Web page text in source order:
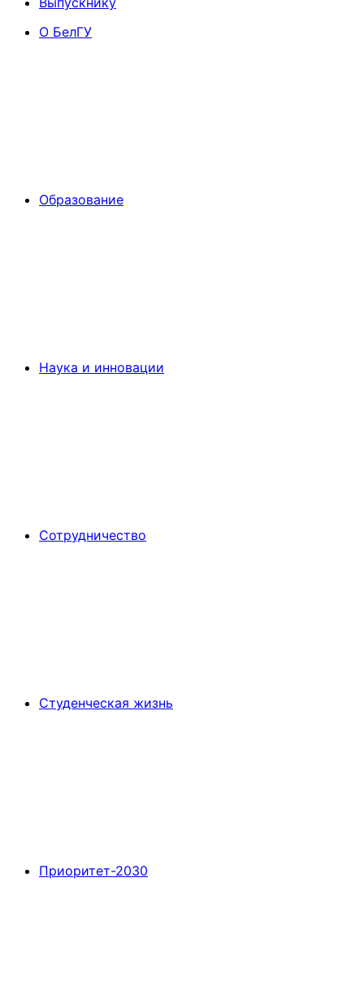
О БелГУ
Образование
Наука и инновации
Сотрудничество
Студенческая жизнь
Приоритет-2030